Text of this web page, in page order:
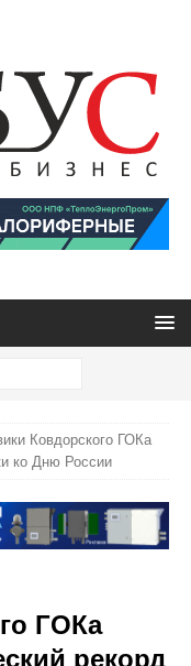
Ковдорского ГОКа
ко Дню России
ГОКа
рекорд